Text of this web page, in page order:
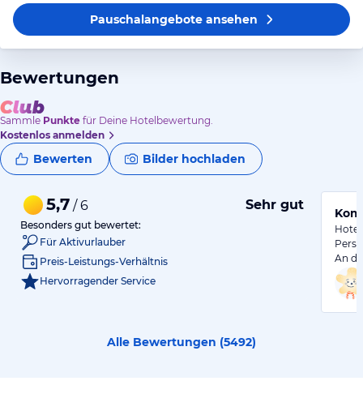
Pauschalangeboteansehen
Bewertungen
Sammle Punkte für Deine Hotelbewertung.
Kostenlos anmelden
Bewerten Bilder hochladen
5,7 / 6 Sehr gut
Besonders gut bewertet:
Für Aktivurlauber
Preis-Leistungs-Verhältnis
Hervorragender Service
An
Alle Bewertungen (5492)